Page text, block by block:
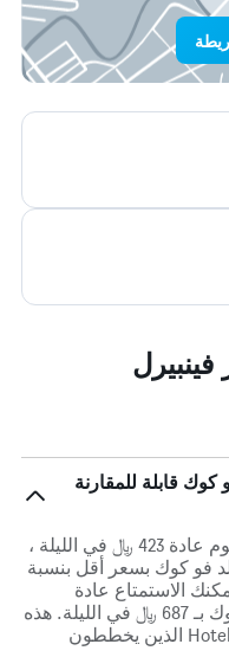
قابلة للمقارنة
تكلف فنادق Phu Quoc المصنفة 5 نجوم عادة 423 ﷼ في الليلة ،
فو كوك بسعر أقل بنسبة
الاستمتاع عادة
بالاقامة في فينبيرل واندروورلد فو كوك بـ 687 ﷼ في الليلة. هذه
صفقة رائعة لمستخدمي HotelsCombined الذين يخططون